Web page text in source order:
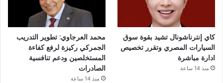
كاي إنترناشونال تشيد بقوة سوق
السيارات المصري وتقرر تخصيص
ادارة مباشرة
منذ 14 ساعة
محمد العرجاوي: تطوير التدريب
الجمركي ركيزة لرفع كفاءة
المستخلصين ودعم تنافسية
الصادرات
منذ 14 ساعة